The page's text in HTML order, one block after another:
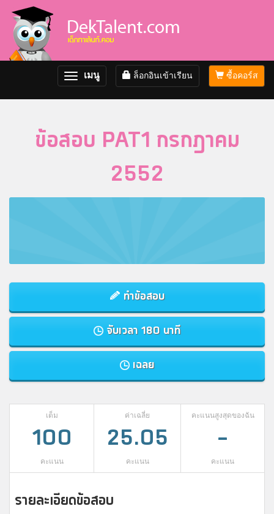
ซื้อคอร์ส
ล็อกอินเข้าเรียน
Toggle
navigation
เมนู
ข้อสอบ PAT1 กรกฎาคม
2552
ทำข้อสอบ
จับเวลา 180 นาที
เฉลย
เต็ม
100
คะแนน
ค่าเฉลี่ย
25.05
คะแนน
คะแนนสูงสุดของฉัน
-
คะแนน
รายละเอียดข้อสอบ